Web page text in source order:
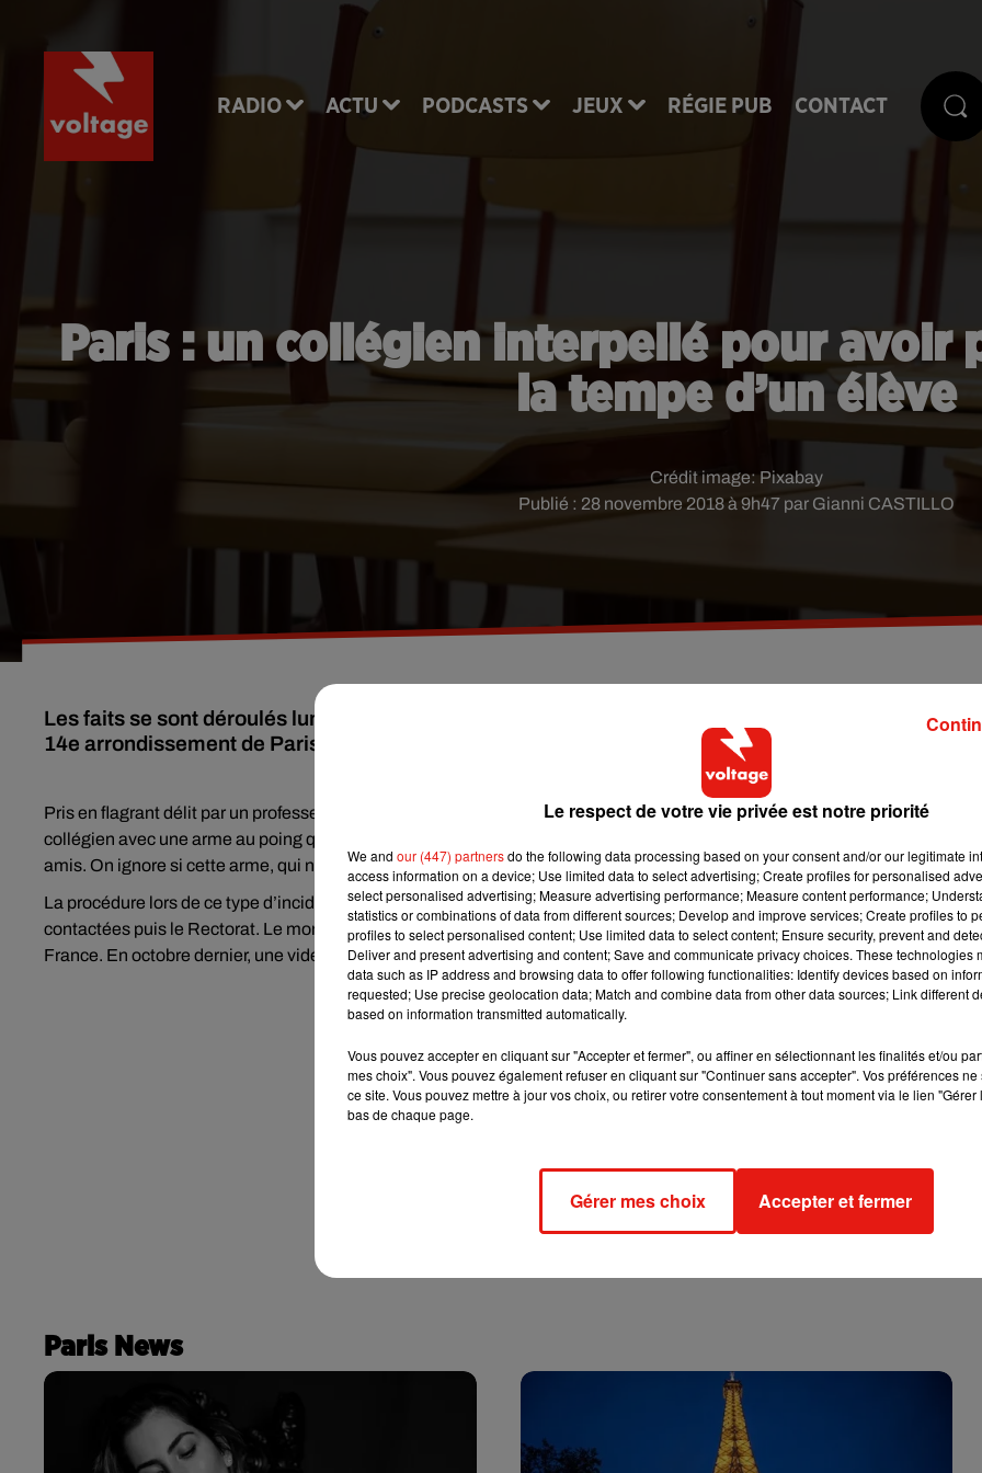
RADIO ACTU PODCASTS JEUX RÉGIE PUB CONTACT
Paris : un collégien interpellé pour avoir
la tempe d’un élève
Publié : 28 novembre 2018 à 9h47 par Gianni CASTILLO
Crédit image: Pixabay
Les faits se sont déroulés lundi dans l'un des couloirs de l'établissement François-Villon, dans le
14e arrondissement de Paris.
Pris en flagrant délit par un professeur, l’adolescent en classe de 3 èmeétait dans un couloir de l’école et a menacé un autre
collégien avec une arme au poing qu’il tenait près de la tempe de ce dernier. Il affirme qu’il s’agissait d’un simple jeu entre
amis. On ignore si cette arme, qui n’a pas encore été retrouvée, était factice ou réelle.
La procédure lors de ce type d’incident a été suivie par l'établissement François-Villon: les forces de l’ordre ont été
contactées puis le Rectorat. Le monde enseignant est secoué depuis plusieurs semaines par ce type d’incident en Ile-de-
France. En octobre dernier, une vidéo montrait une enseignante braquée par un élève dans un lycée de Créteil.
Paris News
Le respect de votre vie privée est notre priorité
We and our (447) partnersdo the following data processing based on your consent and/or our legitimate
access information on a device; Use limited data to select advertising; Create profiles for personalised
select personalised advertising; Measure advertising performance; Measure content performance;
statistics or combinations of data from different sources; Develop and improve services; Create profiles to
profiles to select personalised content; Use limited data to select content; Ensure security, prevent and
Deliver and present advertising and content; Save and communicate privacy choices. These technologies
data such as IP address and browsing data to offer following functionalities: Identify devices based on
requested; Use precise geolocation data; Match and combine data from other data sources; Link different
based on information transmitted automatically.
Vous pouvez accepter en cliquant sur "Accepter et fermer", ou affiner en sélectionnant les finalités et/ou
mes choix". Vous pouvez également refuser en cliquant sur "Continuer sans accepter". Vos préférences
ce site. Vous pouvez mettre à jour vos choix, ou retirer votre consentement à tout moment via le lien
bas de chaque page.
Gérer mes choix Accepter et fermer